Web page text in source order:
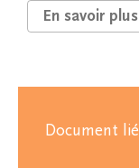
En savoir plus
Document lié